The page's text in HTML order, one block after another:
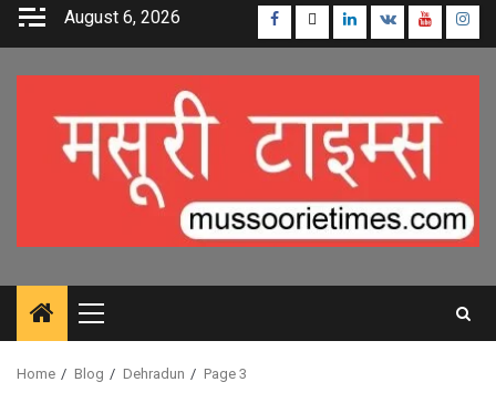
Skip
August 6, 2026 Facebook
TwitterLinkedin
VK Youtube
Primary
Menu
Home Blog Dehradun Page 3